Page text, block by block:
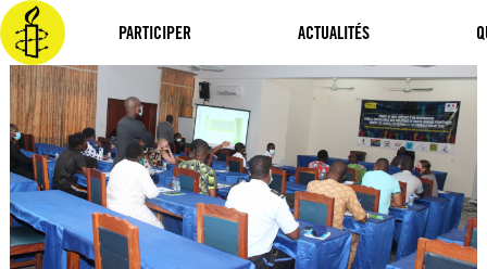
PARTICIPER ACTUALITÉS
Aller
au
contenu